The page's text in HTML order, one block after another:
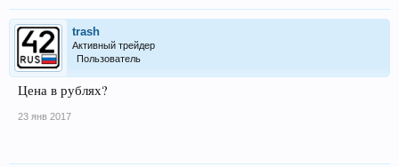
trash
Активный трейдер
Пользователь
Цена в рублях?
23 янв 2017